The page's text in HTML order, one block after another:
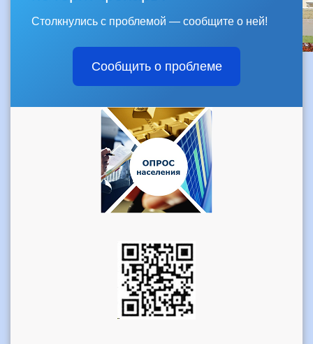
Столкнулись с проблемой — сообщите о ней!
Сообщить о проблеме